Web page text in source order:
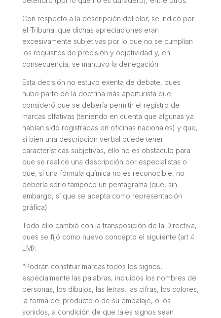
Con respecto a la descripción del olor, se indicó por
el Tribunal que dichas apreciaciones eran
excesivamente subjetivas por lo que no se cumplían
los requisitos de precisión y objetividad y, en
consecuencia, se mantuvo la denegación.
Esta decisión no estuvo exenta de debate, pues
hubo parte de la doctrina más aperturista que
consideró que se debería permitir el registro de
marcas olfativas (teniendo en cuenta que algunas ya
habían sido registradas en oficinas nacionales) y que,
si bien una descripción verbal puede tener
características subjetivas, ello no es obstáculo para
que se realice una descripción por especialistas o
que, si una fórmula química no es reconocible, no
debería serlo tampoco un pentagrama (que, sin
embargo, sí que se acepta como representación
gráfica).
Todo ello cambió con la transposición de la Directiva,
pues se fijó como nuevo concepto el siguiente (art 4.
LM):
“Podrán constituir marcas todos los signos,
especialmente las palabras, incluidos los nombres de
personas, los dibujos, las letras, las cifras, los colores,
la forma del producto o de su embalaje, o los
sonidos, a condición de que tales signos sean